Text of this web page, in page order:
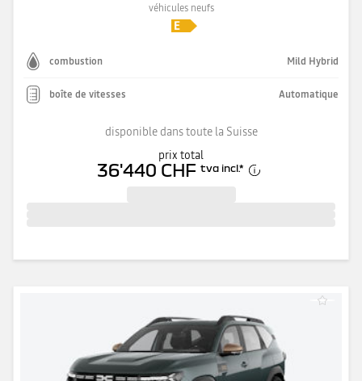
véhicules neufs
combustion Mild Hybrid
boîte de vitesses Automatique
disponible dans toute la Suisse
prix total
36'440 CHF tva incl.*